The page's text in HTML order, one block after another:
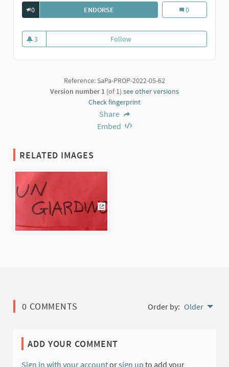
0 ENDORSE Giardino
0
3
3 followers
FollowGiardino pubblico
Reference: SaPa-PROP-2022-05-62
Version number 1 (of 1) see other versions
Check fingerprint
Share
Embed
RELATED IMAGES
(External link)
0 COMMENTS Order by: Older
ADD YOUR COMMENT
Sign in with your accountorsign up to add your